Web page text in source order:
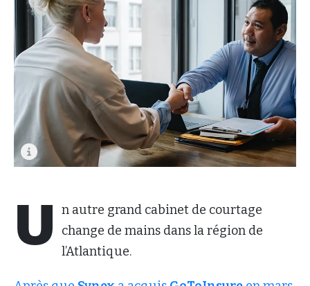
U n autre grand cabinet de courtage
change de mains dans la région de
l’Atlantique.